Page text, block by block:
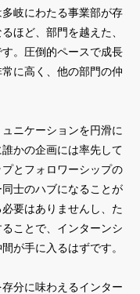
岐にわたる事業部が存
ほど、部門を越えた、
。圧倒的ペースで成長
に高く、他の部門の仲
ニケーションを円滑に
かの企画には率先して
とフォロワーシップの
士のハブになることが
要はありませんし、た
ことで、インターンシ
が手に入るはずです。
分に味わえるインター